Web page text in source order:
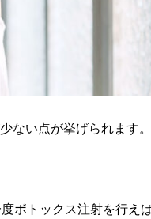
ない点が挙げられます
ボトックス注射を行え